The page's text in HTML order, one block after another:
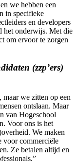
we hebben een
in specifieke
en developers
het onderwijs. Met die
om ervoor te zorgen
(zzp’ers)
maar we zitten op een
ontslaan. Maar
van Hogeschool
Voor ons is het
We maken
voor commerciële
Ze betalen altijd en